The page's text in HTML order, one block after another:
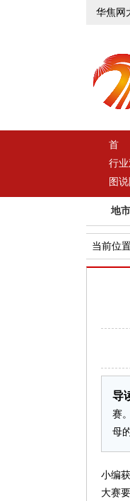
华焦网
首
行
图
地
当前位置
导
赛
母
小编
大赛